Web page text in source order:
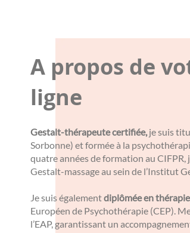
A propos de
ligne
Gestalt-thérapeute certifiée,je suis
Sorbonne) et formée à la
quatre années de formation au
Gestalt-massage au sein de l’Institut
Je suis égalementdiplômée en
Européen de Psychothérapie (CEP).
l’EAP, garantissant un